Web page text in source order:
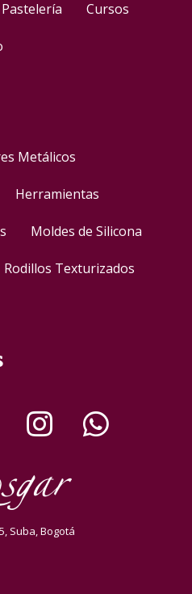
Pastelería Cursos
Metálicos
Herramientas
Moldes de Silicona
Rodillos Texturizados
Suba, Bogotá